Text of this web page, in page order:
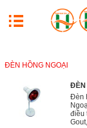
ĐÈN HỒNG NGOẠI
ĐÈN
Đèn
điều